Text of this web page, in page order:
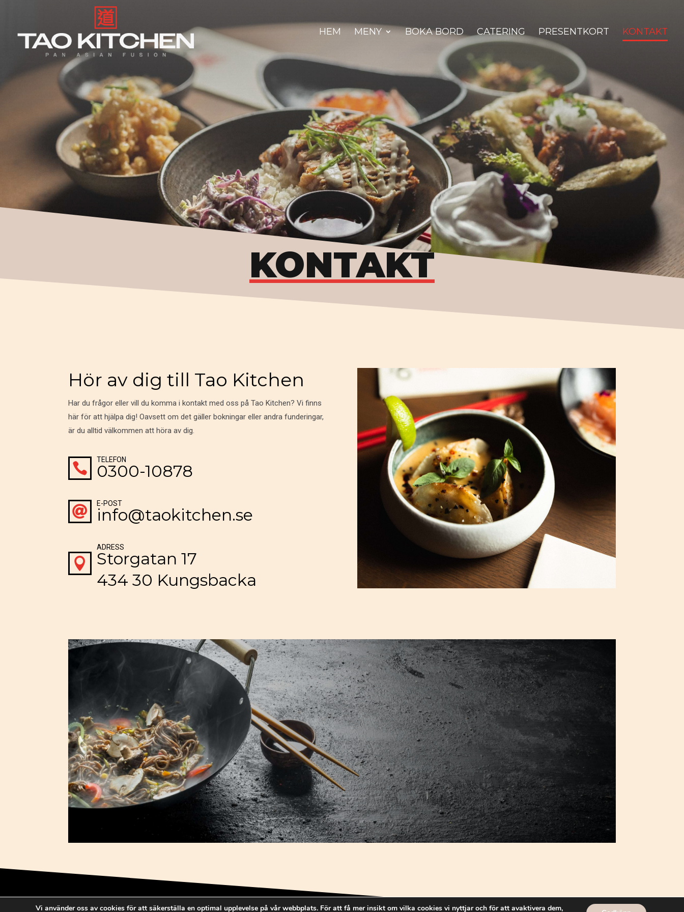
HEM MENY BOKA BORD CATERING PRESENTKORT KONTAKT
KONTAKT
Hör av dig till Tao Kitchen
Har du frågor eller vill du komma i kontakt med oss på Tao Kitchen? Vi finns
här för att hjälpa dig! Oavsett om det gäller bokningar eller andra funderingar,
är du alltid välkommen att höra av dig.

TELEFON
0300-10878

E-POST
info@taokitchen.se

ADRESS
Storgatan 17
434 30 Kungsbacka
Vi använder oss av cookies för att säkerställa en optimal upplevelse på vår webbplats. För att få mer insikt om vilka cookies vi nyttjar och för att avaktivera dem,